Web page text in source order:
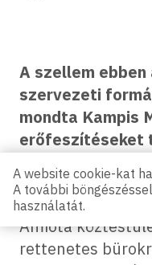
A szellem
szervezeti
mondta Kampis
erőfeszítéseket
szervezet ne
Amióta
rettenetes
A website cookie-kat
A további
használatát.